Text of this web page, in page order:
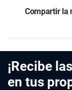
Compartir la
¡Recibe
en tus